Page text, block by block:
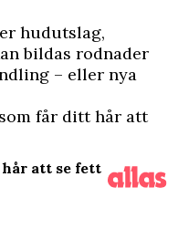
hudutslag,
bildas rodnader
– eller nya
får ditt hår att
att se fett